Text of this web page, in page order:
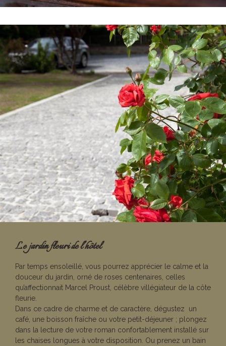
Le jardin fleuri de l’hôtel
Par temps ensoleillé, vous pourrez apprécier le calme et la
douceur du jardin, orné de roses centenaires, celles
qu’affectionnait Marcel Proust, célèbre villégiateur de la côte
fleurie.
Dans ce cadre de charme et de caractère, dégustez un
café, une boisson fraîche ou votre petit-déjeuner ; plongez
dans la lecture de votre roman confortablement installé sur
les chaises longues à votre disposition. Ou prenez un bain